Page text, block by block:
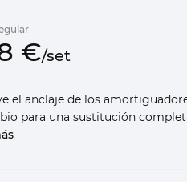
€/set
el anclaje de los
para una sustitución